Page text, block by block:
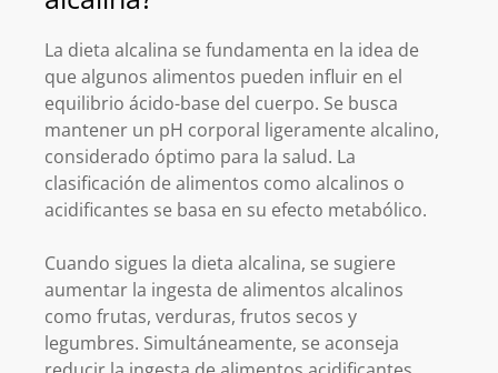
La dieta alcalina se fundamenta en la idea de
que algunos alimentos pueden influir en el
equilibrio ácido-base del cuerpo. Se busca
mantener un pH corporal ligeramente alcalino,
considerado óptimo para la salud. La
clasificación de alimentos como alcalinos o
acidificantes se basa en su efecto metabólico.
Cuando sigues la dieta alcalina, se sugiere
aumentar la ingesta de alimentos alcalinos
como frutas, verduras, frutos secos y
legumbres. Simultáneamente, se aconseja